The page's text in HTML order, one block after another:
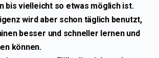
bis vielleicht so etwas möglich ist.
wird aber schon täglich benutzt,
besser und schneller lernen und
können.